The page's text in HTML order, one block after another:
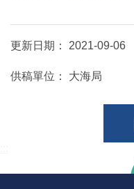
更新日期： 2021-09-06
供稿單位： 大海局